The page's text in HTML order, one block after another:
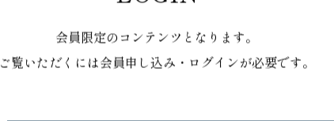
会員限定のコンテンツとなります。
ご覧いただくには会員申し込み・ログインが必要です。